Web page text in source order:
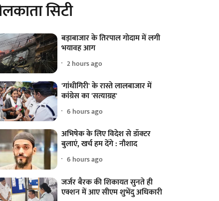
सिटी
बड़ाबाजार के तिरपाल गोदाम में लगी
भयावह आग
2 hours ago
'गांधीगिरी' के रास्ते लालबाजार में
कांग्रेस का 'सत्याग्रह'
6 hours ago
अभिषेक के लिए विदेश से डॉक्टर
बुलाएं, खर्च हम देंगे : नौशाद
6 hours ago
जर्जर बैरक की शिकायत सुनते ही
एक्शन में आए सीएम शुभेंदु अधिकारी